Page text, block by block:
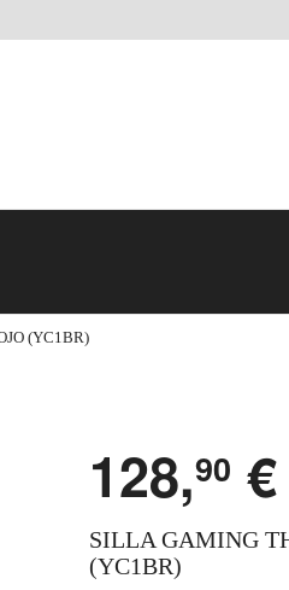
(YC1BR)
128,90 €
SILLA GAMING
(YC1BR)